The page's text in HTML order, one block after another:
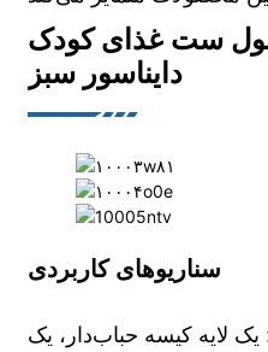
ست غذای کودک
دایناسور سبز
سناریوهای کاربردی
لایه کیسه حباب‌دار، یک